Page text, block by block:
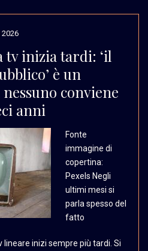
2026
tv inizia tardi: ‘il
è un
conviene
anni
Fonte
immagine di
copertina:
Pexels Negli
ultimi mesi si
parla spesso del
fatto
inizi sempre più tardi. Si